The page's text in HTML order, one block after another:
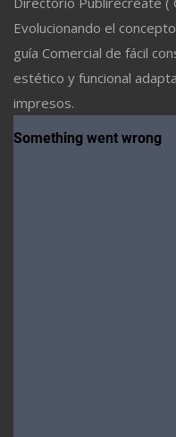
Evolucionando el
guía Comercial de fácil
estético y funcional
impresos.